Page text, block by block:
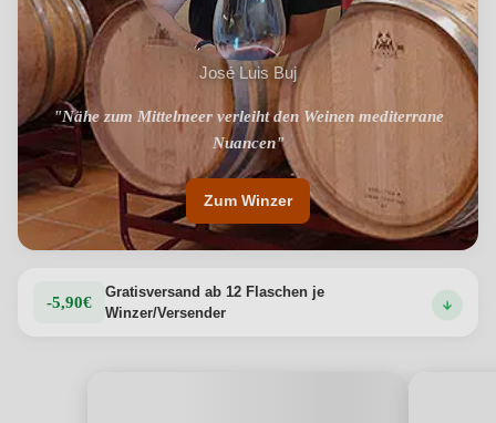
Früchten und pflanzlichen Anklängen, mit Anklängen an
Rosmarin und Thymian.Produktdetails anzeigen →
José Luis Buj
"Nähe zum Mittelmeer verleiht den Weinen mediterrane
Nuancen"
"Von weinbegeisterten Freunden gegründet"
Zum Winzer
-5,90€
Gratisversand ab 12 Flaschen je
Winzer/Versender